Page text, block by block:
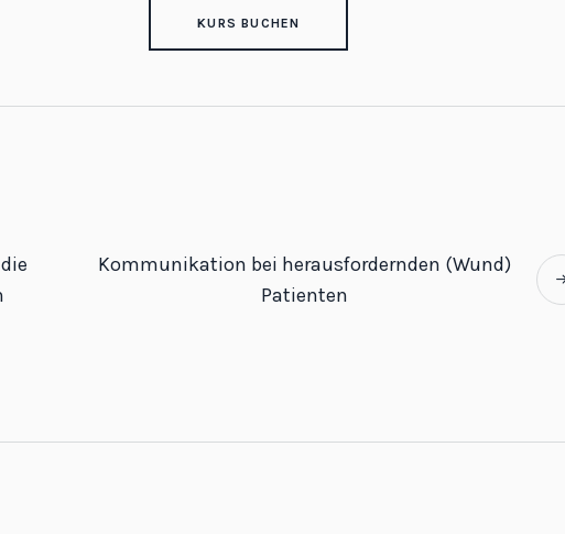
KURS BUCHEN
Kommunikation bei herausfordernden (Wund)
Patienten